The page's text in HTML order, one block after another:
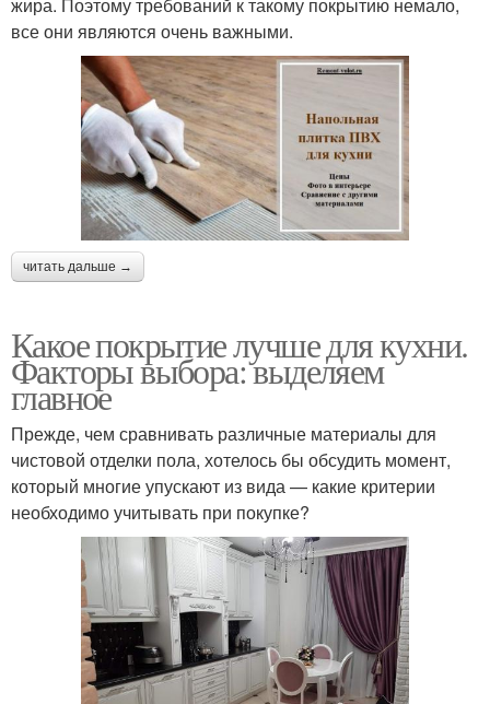
все они являются очень важными.
читать дальше →
Какое покрытие лучше для кухни.
Факторы выбора: выделяем
главное
Прежде, чем сравнивать различные материалы для
чистовой отделки пола, хотелось бы обсудить момент,
который многие упускают из вида — какие критерии
необходимо учитывать при покупке?